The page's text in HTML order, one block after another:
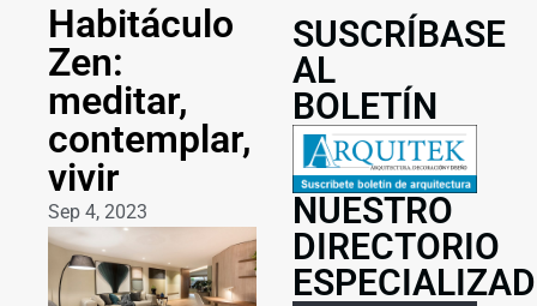
Habitáculo
Zen:
meditar,
contemplar,
vivir
Sep 4, 2023
SUSCRÍBASE
AL
BOLETÍN
NUESTRO
DIRECTORIO